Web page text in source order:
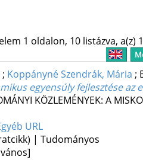
1 oldalon, 10 listázva, a(z)
; Koppányné Szendrák, Mária ;
egyensúly fejlesztése
KÖZLEMÉNYEK: A
URL
| Tudományos